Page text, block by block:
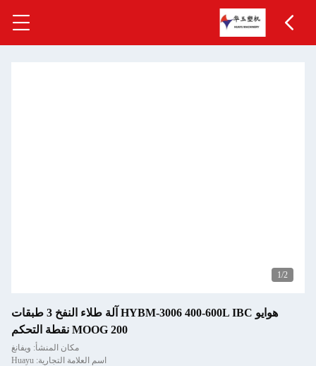
1/2
هوايو HYBM-3006 400-600L IBC آلة طلاء النفخ 3 طبقات
MOOG 200 نقطة التحكم
مكان المنشأ: ويفانغ
اسم العلامة التجارية: Huayu